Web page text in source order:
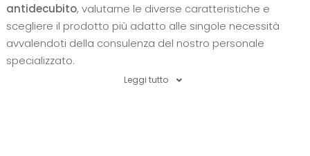
antidecubito, valutarne le diverse caratteristiche e
scegliere il prodotto più adatto alle singole necessità
avvalendoti della consulenza del nostro personale
specializzato.
Leggi tutto